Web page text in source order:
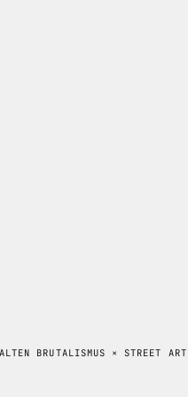
BRUTALISMUS × STREET ART